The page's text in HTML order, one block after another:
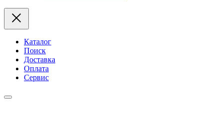
Каталог
Поиск
Доставка
Оплата
Сервис